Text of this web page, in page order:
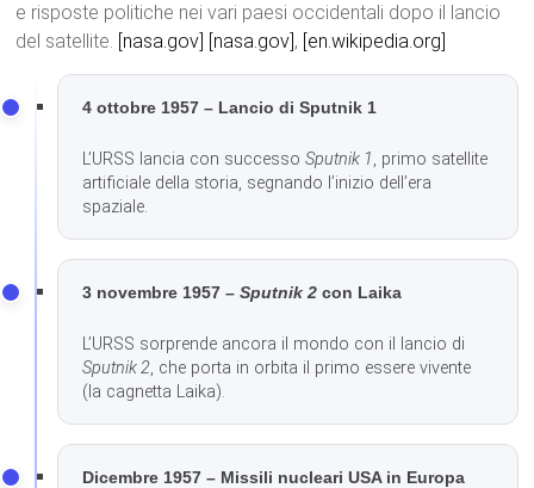
e risposte politiche nei vari paesi occidentali dopo il lancio
del satellite. [nasa.gov] [nasa.gov], [en.wikipedia.org]
4 ottobre 1957 – Lancio di Sputnik 1
L’URSS lancia con successoSputnik 1, primo satellite
artificiale della storia, segnando l’inizio dell’era
spaziale.
3 novembre 1957 –Sputnik 2 con Laika
L’URSS sorprende ancora il mondo con il lancio di
Sputnik 2, che porta in orbita il primo essere vivente
(la cagnetta Laika).
Dicembre 1957 – Missili nucleari USA in Europa